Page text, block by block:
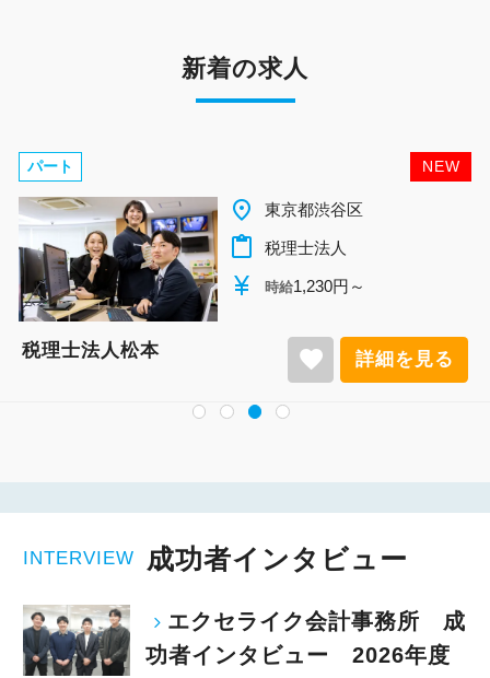
新着の求人
NEW
パート
place 千葉県柏市
content_paste 税理士法人
currency_yen 時給1,140円～
税理士法人松本 favorite 詳細を見る
INTERVIEW 成功者インタビュー
エクセライク会計事務所 成
功者インタビュー 2026年度